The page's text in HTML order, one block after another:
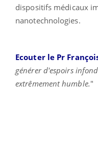
dispositifs médicaux
nanotechnologies.
Ecouter le Pr
générer d'espoirs
extrêmement humble."